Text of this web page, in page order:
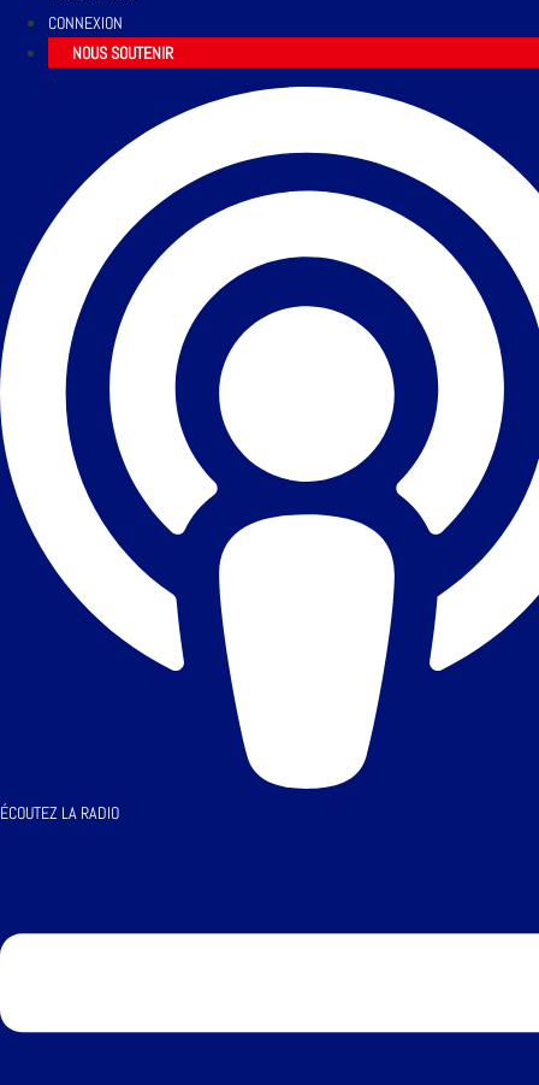
CONNEXION
NOUS SOUTENIR
ÉCOUTEZ LA RADIO